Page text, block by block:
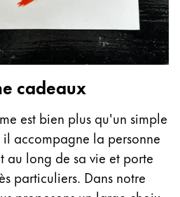
les pays et les langues
les pays et les langues
cadeaux
est bien plus qu'un simple
accompagne la personne
au long de sa vie et porte
particuliers. Dans notre